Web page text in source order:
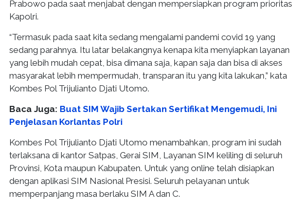
Prabowo pada saat menjabat dengan mempersiapkan program prioritas
Kapolri.
“Termasuk pada saat kita sedang mengalami pandemi covid 19 yang
sedang parahnya. Itu latar belakangnya kenapa kita menyiapkan layanan
yang lebih mudah cepat, bisa dimana saja, kapan saja dan bisa di akses
masyarakat lebih mempermudah, transparan itu yang kita lakukan,” kata
Kombes Pol Trijulianto Djati Utomo.
Baca Juga: Buat SIM Wajib Sertakan Sertifikat Mengemudi, Ini
Penjelasan Korlantas Polri
Kombes Pol Trijulianto Djati Utomo menambahkan, program ini sudah
terlaksana di kantor Satpas, Gerai SIM, Layanan SIM keliling di seluruh
Provinsi, Kota maupun Kabupaten. Untuk yang online telah disiapkan
dengan aplikasi SIM Nasional Presisi. Seluruh pelayanan untuk
memperpanjang masa berlaku SIM A dan C.